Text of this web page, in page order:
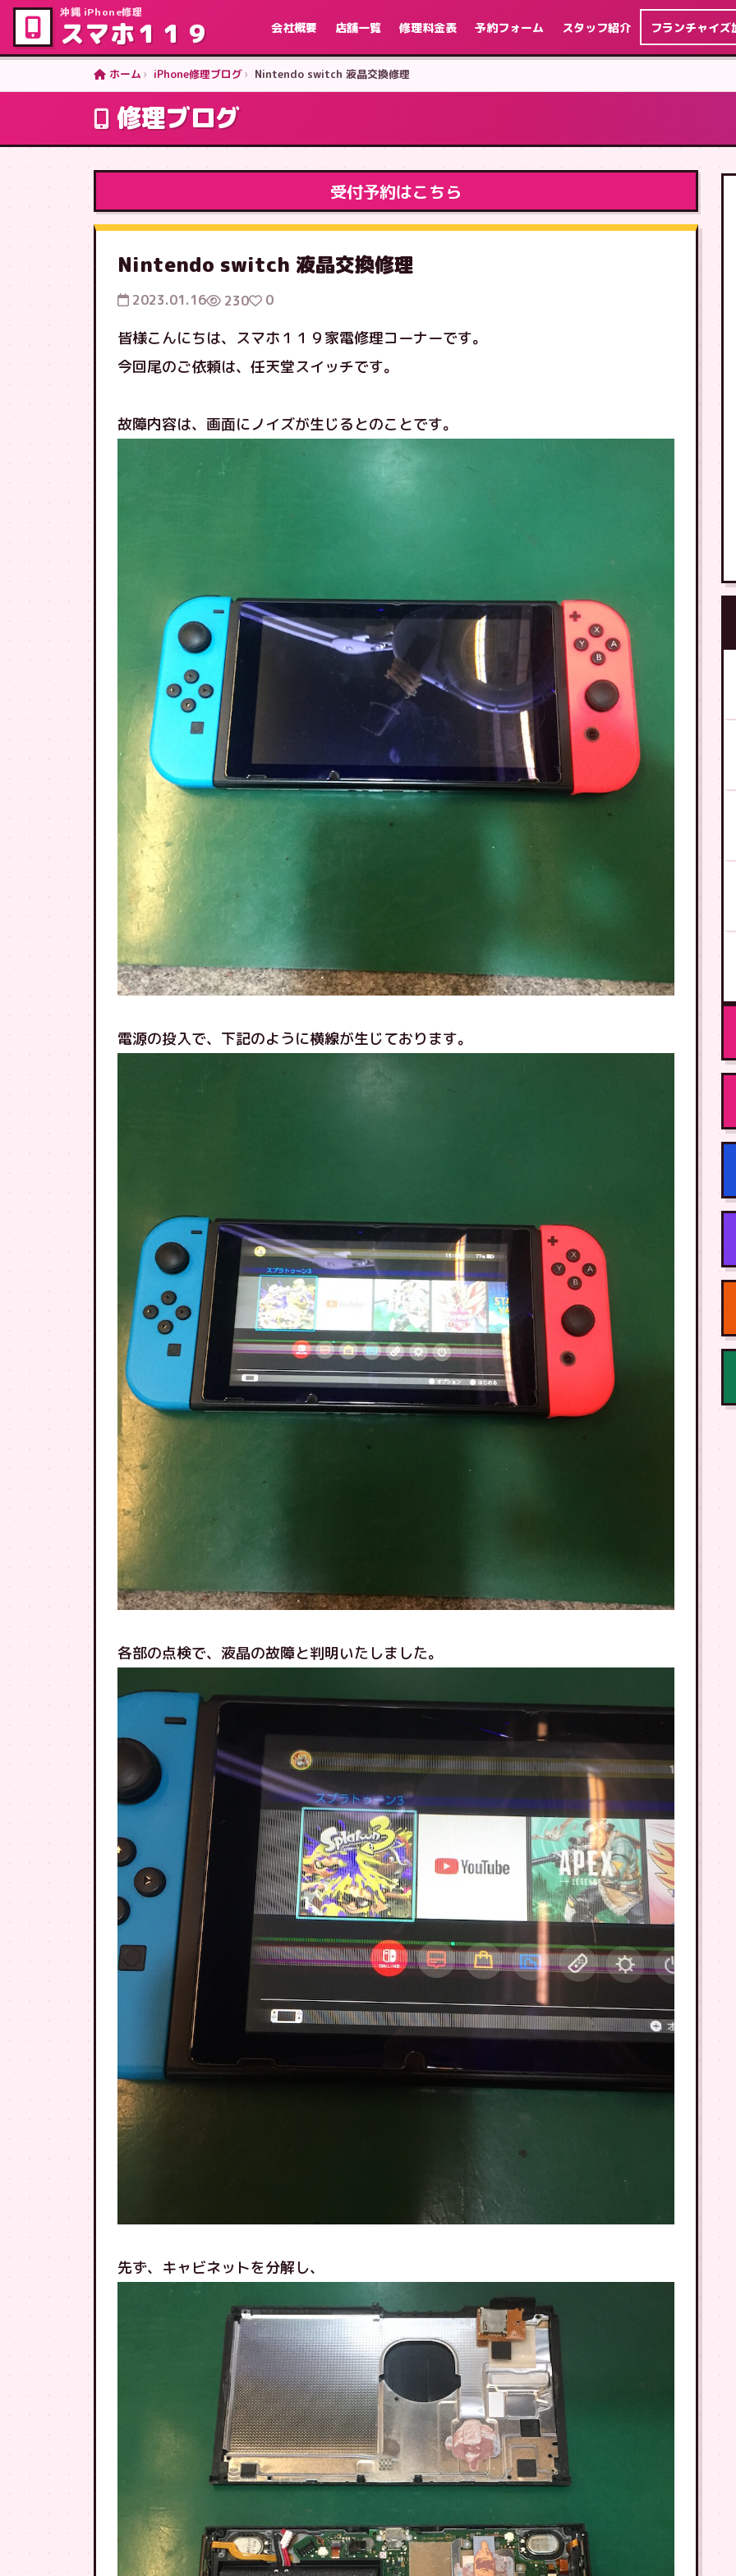
沖縄 iPhone修理
スマホ１１９ 会社概要 店舗一覧 修理料金表 予約フォーム スタッフ紹介 フランチャイズ
ホーム iPhone修理ブログ Nintendo switch 液晶交換修理
修理ブログ
受付予約はこちら
Nintendo switch 液晶交換修理
2023.01.16 230 0
皆様こんにちは、スマホ１１９家電修理コーナーです。
今回尾のご依頼は、任天堂スイッチです。
故障内容は、画面にノイズが生じるとのことです。
電源の投入で、下記のように横線が生じております。
各部の点検で、液晶の故障と判明いたしました。
先ず、キャビネットを分解し、